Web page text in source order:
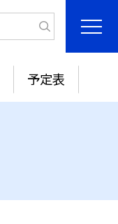
予定表